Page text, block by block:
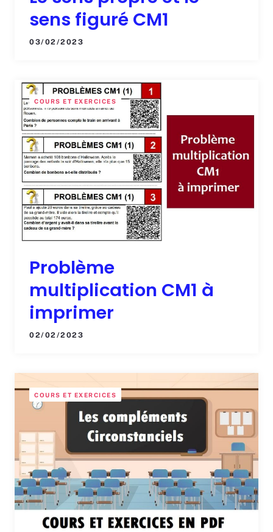
sens figuré CM1
03/02/2023
COURS ET EXERCICES
Problème
multiplication CM1 à
imprimer
02/02/2023
COURS ET EXERCICES